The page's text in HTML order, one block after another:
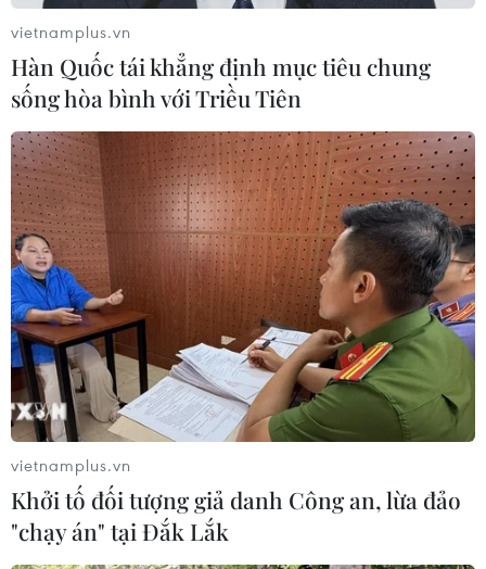
Hàn Quốc giảm xuống còn khoảng 30 khách/tuần tính
từ tháng 1- tháng 10/2021.
vietnamplus.vn
Hàn Quốc tái khẳng định mục tiêu chung
sống hòa bình với Triều Tiên
vietnamplus.vn
Khởi tố đối tượng giả danh Công an, lừa đảo
"chạy án" tại Đắk Lắk